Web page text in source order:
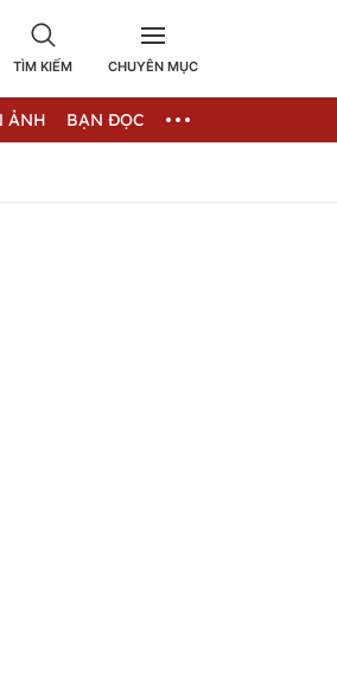
TÌM KIẾM CHUYÊN MỤC
ẢNH BẠN ĐỌC